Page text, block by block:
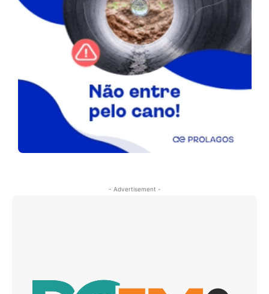
- Advertisement -